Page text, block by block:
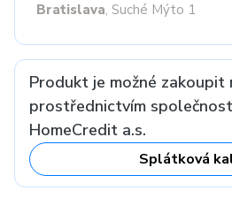
Bratislava, Suché Mýto 1
Produkt je možné
prostřednictvím
HomeCredit a.s.
Splátková